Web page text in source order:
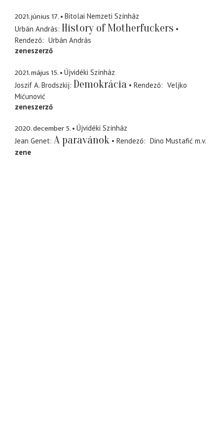
2021. június 17.
Bitolai Nemzeti Színház
Urbán András History of Motherfuckers
Rendező
Urbán András
zeneszerző
2021. május 15.
Újvidéki Színház
Joszif A. Brodszkij Demokrácia Rendező
Veljko
Mićunović
zeneszerző
2020. december 5.
Újvidéki Színház
Jean Genet A paravánok Rendező Dino Mustafić m.v.
zene